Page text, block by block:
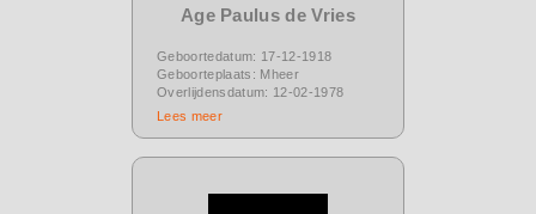
Age Paulus de Vries
Geboortedatum: 17-12-1918
Geboorteplaats: Mheer
Overlijdensdatum: 12-02-1978
Lees meer